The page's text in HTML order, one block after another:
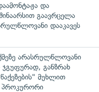
და
გაავრცელა
დააკავეს
არასრულწლოვანი
განზრახ
მუხლით
პროკურორი